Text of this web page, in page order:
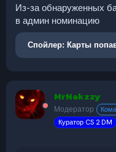
Из-за обнаруженных
в админ номинацию
Спойлер: Карты
MrNekzzy
Модератор
Куратор CS 2 DM